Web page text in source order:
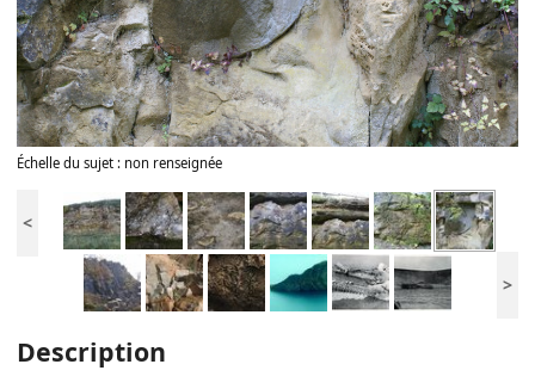
Échelle du sujet : non renseignée
<
>
Description